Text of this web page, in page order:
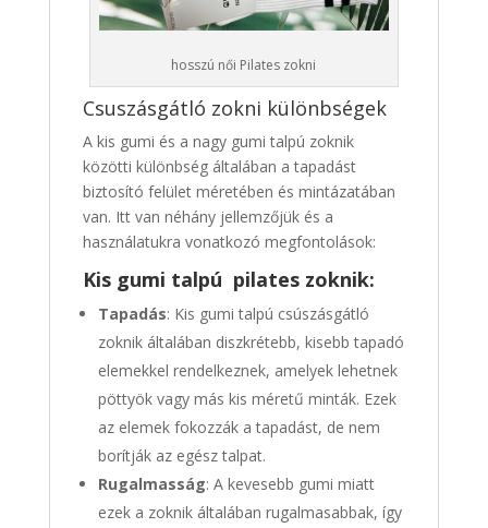
hosszú női Pilates zokni
Csuszásgátló zokni különbségek
A kis gumi és a nagy gumi talpú zoknik
közötti különbség általában a tapadást
biztosító felület méretében és mintázatában
van. Itt van néhány jellemzőjük és a
használatukra vonatkozó megfontolások:
Kis gumi talpú pilates zoknik:
Tapadás: Kis gumi talpú csúszásgátló
zoknik általában diszkrétebb, kisebb tapadó
elemekkel rendelkeznek, amelyek lehetnek
pöttyök vagy más kis méretű minták. Ezek
az elemek fokozzák a tapadást, de nem
borítják az egész talpat.
Rugalmasság: A kevesebb gumi miatt
ezek a zoknik általában rugalmasabbak, így